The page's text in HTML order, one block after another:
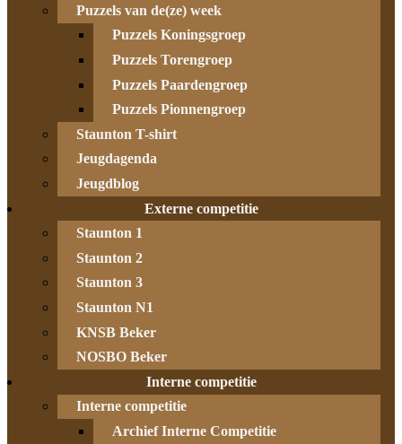
Puzzels van de(ze) week
Puzzels Koningsgroep
Puzzels Torengroep
Puzzels Paardengroep
Puzzels Pionnengroep
Staunton T-shirt
Jeugdagenda
Jeugdblog
Externe competitie
Staunton 1
Staunton 2
Staunton 3
Staunton N1
KNSB Beker
NOSBO Beker
Interne competitie
Interne competitie
Archief Interne Competitie